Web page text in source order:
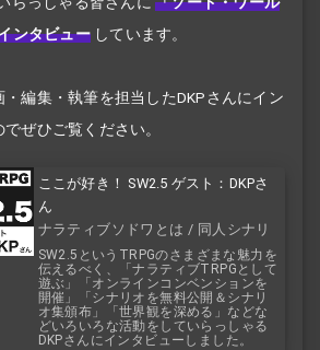
ンタビュー しています。
編集・執筆を担当したDKPさんにイン
ぜひご覧ください。
ここが好き！ SW2.5 ゲスト：DKPさ
ん
ナラティブソドワとは / 同人シナリ
オ集頒布
SW2.5というTRPGのさまざまな魅力を
伝えるべく、「ナラティブTRPGとして
遊ぶ」「オンラインコンベンションを
開催」「シナリオを無料公開＆シナリ
オ集頒布」「世界観を深める」などな
どいろいろな活動をしていらっしゃる
DKPさんにインタビューしました。